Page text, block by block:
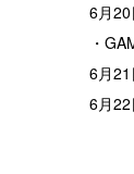
6月
・
6月
6月